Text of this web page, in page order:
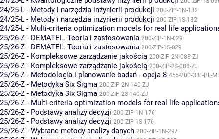
24/25-L - Metody i narzędzia inżynierii produkcji 200-ZIP-1N-132
24/25-L - Metody i narzędzia inżynierii produkcji 200-ZIP-1S-132
24/25-L - Multi-criteria optimization models for real life
25/26-Z - DEMATEL. Teoria i zastosowania 200-ZIP-1N-029
25/26-Z - DEMATEL. Teoria i zastosowania 200-ZIP-1S-029
25/26-Z - Kompleksowe zarządzanie jakością 200-ZIP-2N-088-ZJ
25/26-Z - Kompleksowe zarządzanie jakością 200-ZIP-2S-088-ZJ
25/26-Z - Metodologia i planowanie badań - opcja 8 455-200-OBL-PL-
25/26-Z - Metodyka Six Sigma 200-ZIP-2N-140-ZJ
25/26-Z - Metodyka Six Sigma 200-ZIP-2S-140-ZJ
25/26-Z - Multi-criteria optimization models for real life
25/26-Z - Podstawy analizy decyzji 200-ZIP-1N-176
25/26-Z - Podstawy analizy decyzji 200-ZIP-1S-176
25/26-Z - Wybrane metody analizy danych 200-ZIP-1N-297